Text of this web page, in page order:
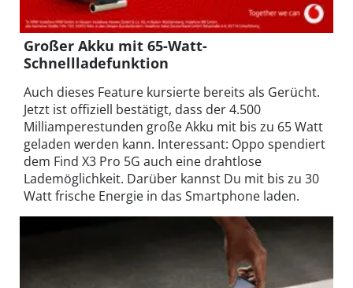
Großer Akku mit 65-Watt-
Schnellladefunktion
Auch dieses Feature kursierte bereits als Gerücht.
Jetzt ist offiziell bestätigt, dass der 4.500
Milliamperestunden große Akku mit bis zu 65 Watt
geladen werden kann. Interessant: Oppo spendiert
dem Find X3 Pro 5G auch eine drahtlose
Lademöglichkeit. Darüber kannst Du mit bis zu 30
Watt frische Energie in das Smartphone laden.